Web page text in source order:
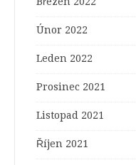
Únor 2022
Leden 2022
Prosinec 2021
Listopad 2021
Říjen 2021